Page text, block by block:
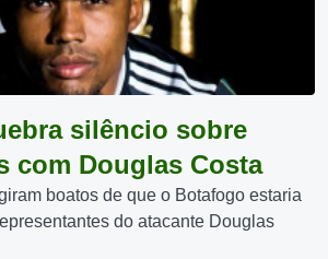
silêncio sobre
com Douglas Costa
boatos de que o Botafogo estaria
do atacante Douglas